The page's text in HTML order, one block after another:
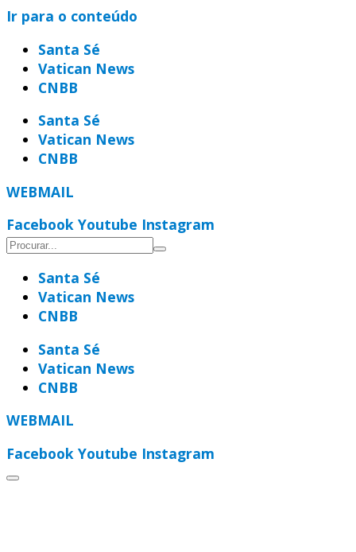
Ir para o conteúdo
Santa Sé
Vatican News
CNBB
Santa Sé
Vatican News
CNBB
WEBMAIL
Facebook Youtube Instagram
Santa Sé
Vatican News
CNBB
Santa Sé
Vatican News
CNBB
WEBMAIL
Facebook Youtube Instagram